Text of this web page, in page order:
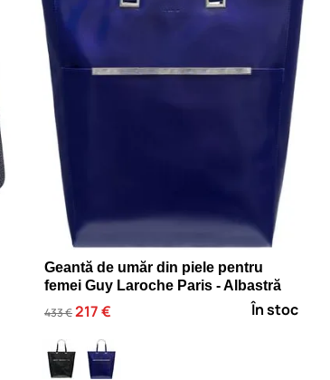
Geantă de umăr din piele pentru
femei Guy Laroche Paris - Albastră
433 €217 € În stoc